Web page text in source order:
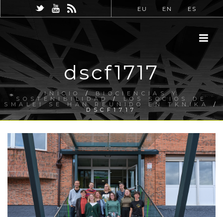
EU EN ES
dscf1717
INICIO /BIOCIENCIAS Y
SOSTENIBILIDAD / LOS SOCIOS DE
SMALEI SE HAN REUNIDO EN TKNIKA /
DSCF1717